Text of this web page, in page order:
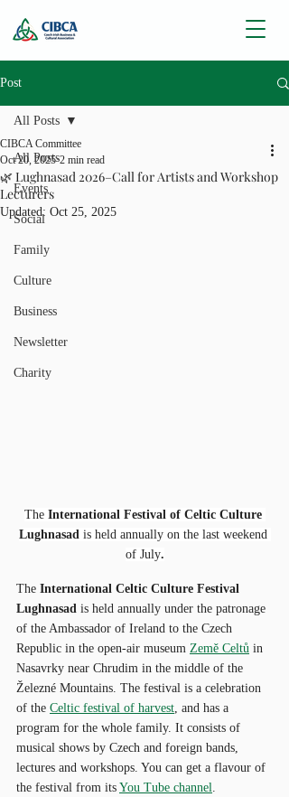
Post
All Posts
Events
Social
Family
Culture
Business
Newsletter
Charity
All Posts
🌿 Lughnasad 2026–Call for Artists and Workshop
Lecturers
CIBCA Committee
Oct 20, 2025 2 min read
Updated: Oct 25, 2025
The International Festival of Celtic Culture
Lughnasad is held annually on the last weekend
of July.
The International Celtic Culture Festival
Lughnasad is held annually under the patronage
of the Ambassador of Ireland to the Czech
Republic in the open-air museum Země Celtů in
Nasavrky near Chrudim in the middle of the
Železné Mountains. The festival is a celebration
of the Celtic festival of harvest, and has a
program for the whole family. It consists of
musical shows by Czech and foreign bands,
lectures and workshops. You can get a flavour of
the festival from its You Tube channel.